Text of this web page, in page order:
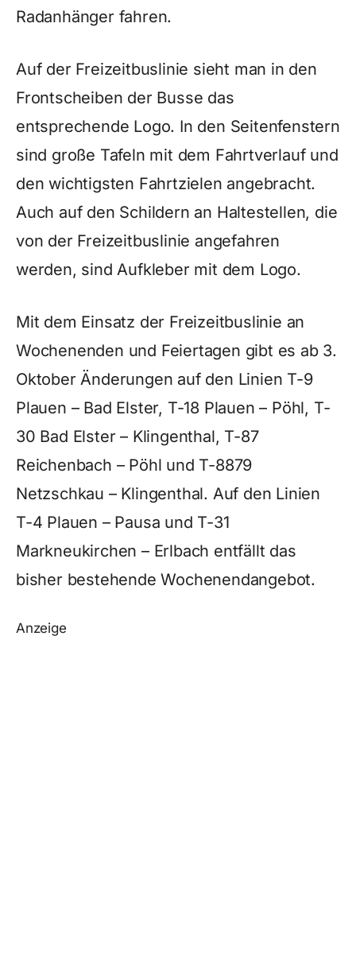
Radanhänger fahren.
Auf der Freizeitbuslinie sieht man in den
Frontscheiben der Busse das
entsprechende Logo. In den Seitenfenstern
sind große Tafeln mit dem Fahrtverlauf und
den wichtigsten Fahrtzielen angebracht.
Auch auf den Schildern an Haltestellen, die
von der Freizeitbuslinie angefahren
werden, sind Aufkleber mit dem Logo.
Mit dem Einsatz der Freizeitbuslinie an
Wochenenden und Feiertagen gibt es ab 3.
Oktober Änderungen auf den Linien T-9
Plauen – Bad Elster, T-18 Plauen – Pöhl, T-
30 Bad Elster – Klingenthal, T-87
Reichenbach – Pöhl und T-8879
Netzschkau – Klingenthal. Auf den Linien
T-4 Plauen – Pausa und T-31
Markneukirchen – Erlbach entfällt das
bisher bestehende Wochenendangebot.
Anzeige